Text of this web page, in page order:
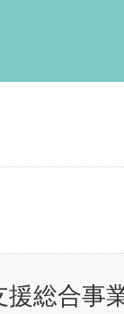
援総合事